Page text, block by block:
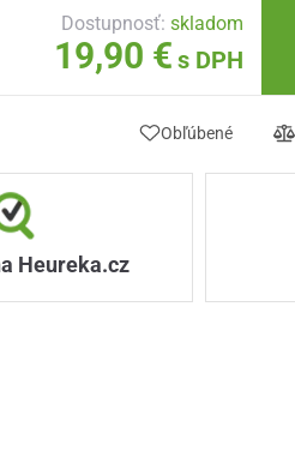
Dostupnosť: skladom
19,90 € s DPH
Obľúbené
Heureka.cz